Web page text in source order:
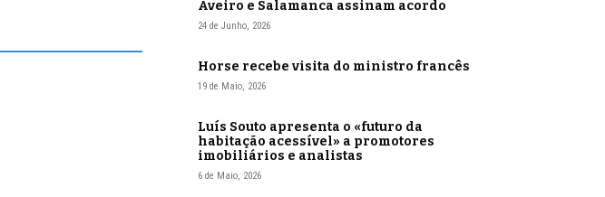
Aveiro e Salamanca assinam acordo
24 de Junho, 2026
Horse recebe visita do ministro francês
19 de Maio, 2026
Luís Souto apresenta o «futuro da
habitação acessível» a promotores
imobiliários e analistas
6 de Maio, 2026